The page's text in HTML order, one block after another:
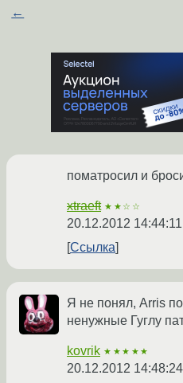
←
поматросил и
xtraeft ★★☆☆
20.12.2012
Ссылка
Я не понял, Arris
ненужные Гуглу
kovrik ★★★★★
20.12.2012